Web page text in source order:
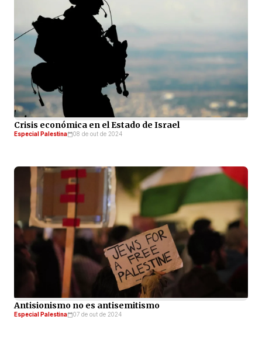
Crisis económica en el Estado de Israel
Especial Palestina 08 de out de 2024
Antisionismo no es antisemitismo
Especial Palestina 07 de out de 2024